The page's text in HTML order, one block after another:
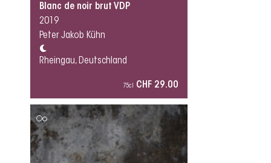
Blanc de noir brut VDP
2019
Peter Jakob Kühn
Rheingau, Deutschland
75cl CHF 29.00